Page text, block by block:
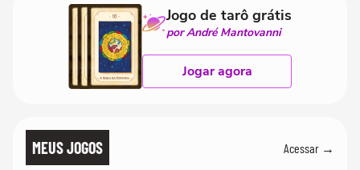
Jogo de tarô grátis
por André Mantovanni
Jogar agora
MEUS JOGOS Acessar →